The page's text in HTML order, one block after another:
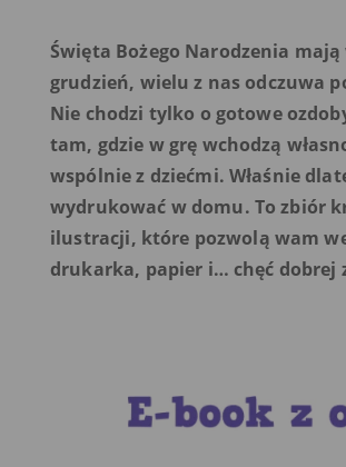
Święta Bożego Narodzenia
grudzień, wielu z nas odczuwa
Nie chodzi tylko o gotowe
tam, gdzie w grę wchodzą
wspólnie z dziećmi. Właśnie
wydrukować w domu. To zbiór
ilustracji, które pozwolą wam
drukarka, papier i… chęć dobrej